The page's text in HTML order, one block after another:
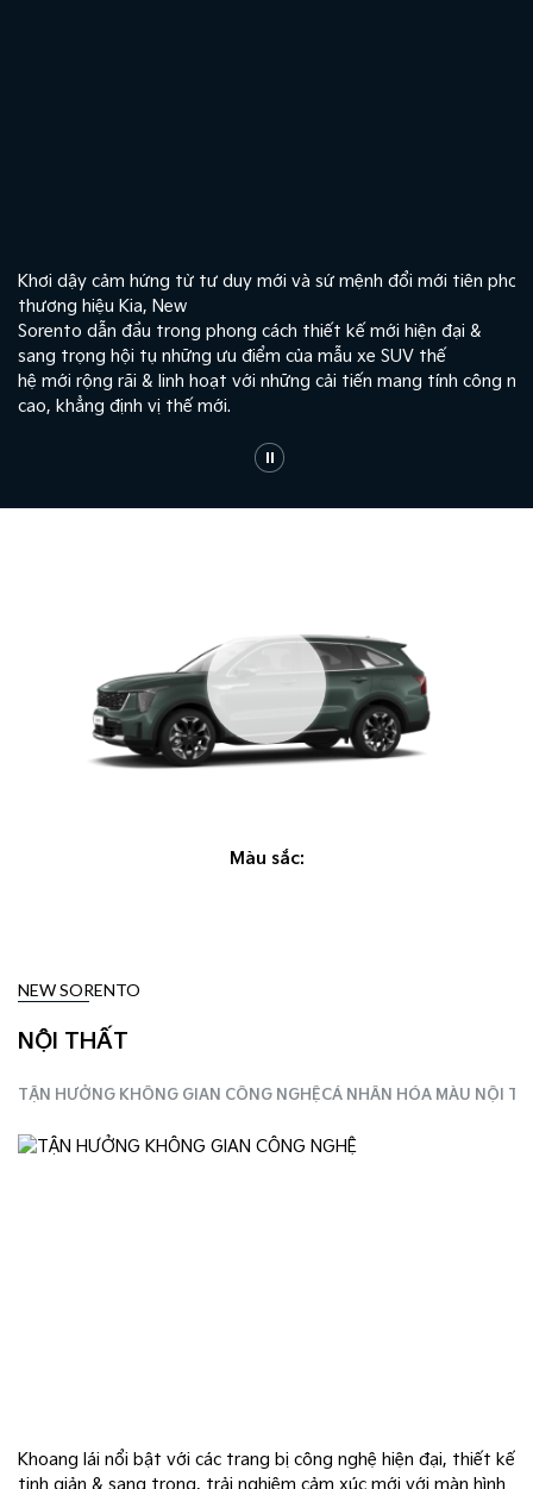
Khơi dậy cảm hứng từ tư duy mới và sứ mệnh đổi mới tiên
thương hiệu Kia, New
Sorento dẫn đầu trong phong cách thiết kế mới hiện đại &
sang trọng hội tụ những ưu điểm của mẫu xe SUV thế
hệ mới rộng rãi & linh hoạt với những cải tiến mang tính công
cao, khẳng định vị thế mới.
Màu sắc:
NEW SORENTO
NỘI THẤT
TẬN HƯỞNG KHÔNG GIAN CÔNG NGHỆCÁ NHÂN HÓA MÀU NỘI
Khoang lái nổi bật với các trang bị công nghệ hiện đại, thiết kế
tinh giản & sang trọng, trải nghiệm cảm xúc mới với màn hình